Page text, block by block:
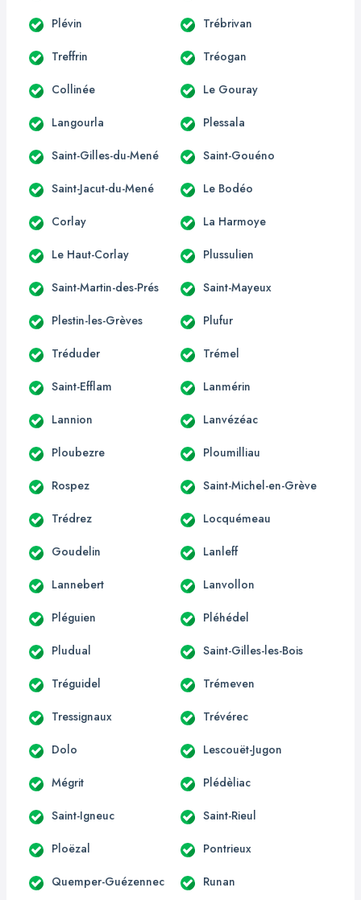
Plévin Trébrivan
Treffrin Tréogan
Collinée Le Gouray
Langourla Plessala
Saint-Gilles-du-Mené Saint-Gouéno
Saint-Jacut-du-Mené Le Bodéo
Corlay La Harmoye
Le Haut-Corlay Plussulien
Saint-Martin-des-Prés Saint-Mayeux
Plestin-les-Grèves Plufur
Tréduder Trémel
Saint-Efflam Lanmérin
Lannion Lanvézéac
Ploubezre Ploumilliau
Rospez Saint-Michel-en-Grève
Trédrez Locquémeau
Goudelin Lanleff
Lannebert Lanvollon
Pléguien Pléhédel
Pludual Saint-Gilles-les-Bois
Tréguidel Trémeven
Tressignaux Trévérec
Dolo Lescouët-Jugon
Mégrit Plédèliac
Saint-Igneuc Saint-Rieul
Ploëzal Pontrieux
Quemper-Guézennec Runan